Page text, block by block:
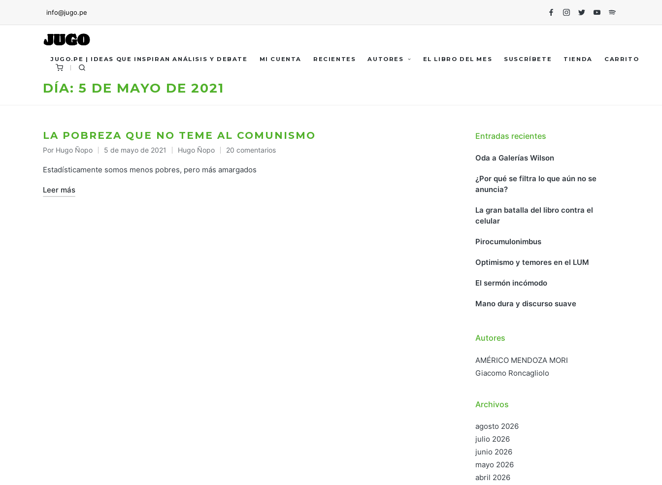
info@jugo.pe
FacebookInstagram
TwitterYoutubeSpotify
JUGO.PE | IDEAS QUE INSPIRAN ANÁLISIS Y DEBATE MI CUENTA RECIENTES AUTORES EL LIBRO DEL MES SUSCRÍBETE TIENDA CARRITO
DÍA: 5 DE MAYO DE 2021
LA POBREZA QUE NO TEME AL COMUNISMO
Publicado
por
Por Hugo Ñopo 5 de mayo de 2021
Publicado
en
Hugo Ñopo 20 comentarios
Estadísticamente somos menos pobres, pero más amargados
Leer más
Entradas recientes
Oda a Galerías Wilson
¿Por qué se filtra lo que aún no se
anuncia?
La gran batalla del libro contra el
celular
Pirocumulonimbus
Optimismo y temores en el LUM
El sermón incómodo
Mano dura y discurso suave
Autores
AMÉRICO MENDOZA MORI
Giacomo Roncagliolo
Archivos
agosto 2026
julio 2026
junio 2026
mayo 2026
abril 2026